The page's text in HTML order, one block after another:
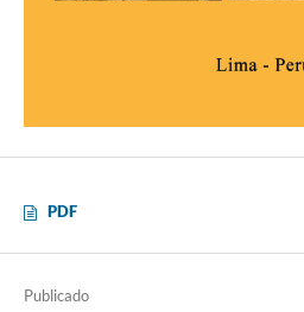
PDF
Publicado